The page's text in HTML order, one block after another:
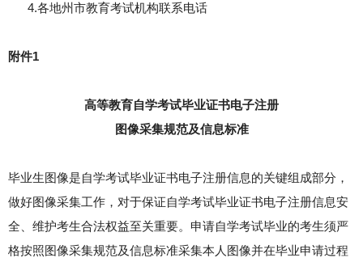
4.各地州市教育考试机构联系电话
附件1
高等教育自学考试毕业证书电子注册
图像采集规范及信息标准
毕业生图像是自学考试毕业证书电子注册信息的关键组成部分，
做好图像采集工作，对于保证自学考试毕业证书电子注册信息安
全、维护考生合法权益至关重要。申请自学考试毕业的考生须严
格按照图像采集规范及信息标准采集本人图像并在毕业申请过程